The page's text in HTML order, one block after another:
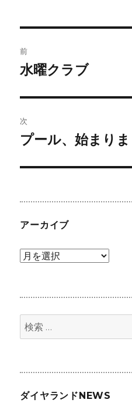
稿
ビ
ゲ
ー
前
前
投
稿:
水曜クラブ
次
次
投
プール、始まりま
アーカイブ
ア
ブ
検
索:
ダイヤランドNEWS